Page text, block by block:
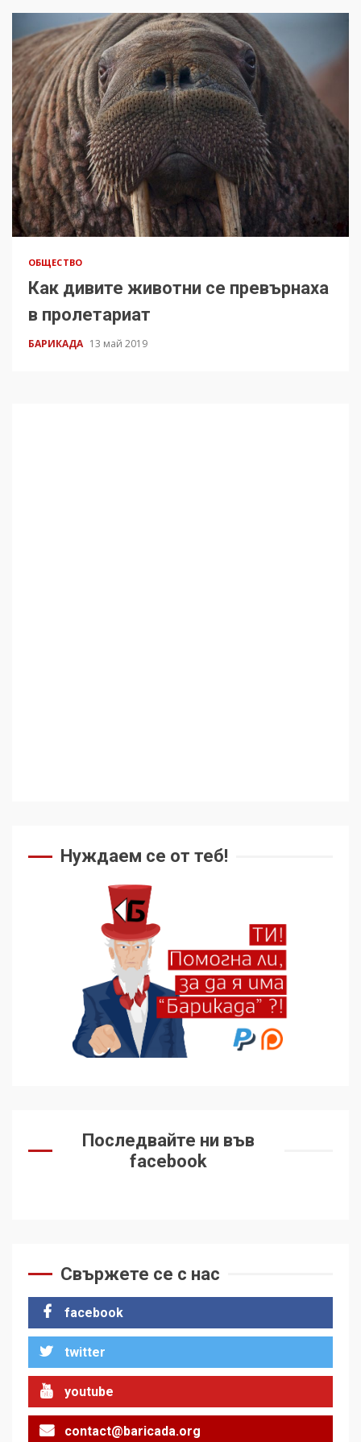
ОБЩЕСТВО
Как дивите животни се превърнаха
в пролетариат
БАРИКАДА 13 май 2019
Нуждаем се от теб!
Последвайте ни във
facebook
Свържете се с нас
facebook
twitter
youtube
contact@baricada.org